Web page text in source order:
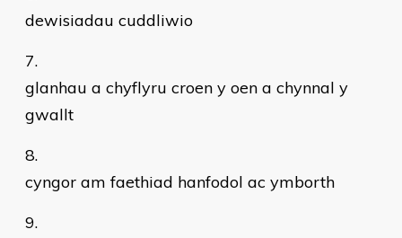
dewisiadau cuddliwio
glanhau a chyflyru croen y oen a chynnal y
gwallt
cyngor am faethiad hanfodol ac ymborth